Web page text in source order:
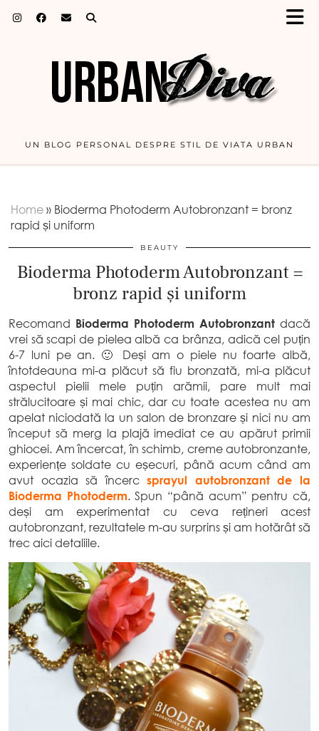
UN BLOG PERSONAL DESPRE STIL DE VIATA URBAN
Home » Bioderma Photoderm Autobronzant = bronz
rapid și uniform
BEAUTY
Bioderma Photoderm Autobronzant =
bronz rapid și uniform
Recomand Bioderma Photoderm Autobronzant dacă
vrei să scapi de pielea albă ca brânza, adică cel puțin
6-7 luni pe an. 🙂 Deși am o piele nu foarte albă,
întotdeauna mi-a plăcut să fiu bronzată, mi-a plăcut
aspectul pielii mele puțin arămii, pare mult mai
strălucitoare și mai chic, dar cu toate acestea nu am
apelat niciodată la un salon de bronzare și nici nu am
început să merg la plajă imediat ce au apărut primii
ghiocei. Am încercat, în schimb, creme autobronzante,
experiențe soldate cu eșecuri, până acum când am
avut ocazia să încercsprayul autobronzant de la
Bioderma Photoderm. Spun “până acum” pentru că,
deși am experimentat cu ceva rețineri acest
autobronzant, rezultatele m-au surprins și am hotărât să
trec aici detaliile.